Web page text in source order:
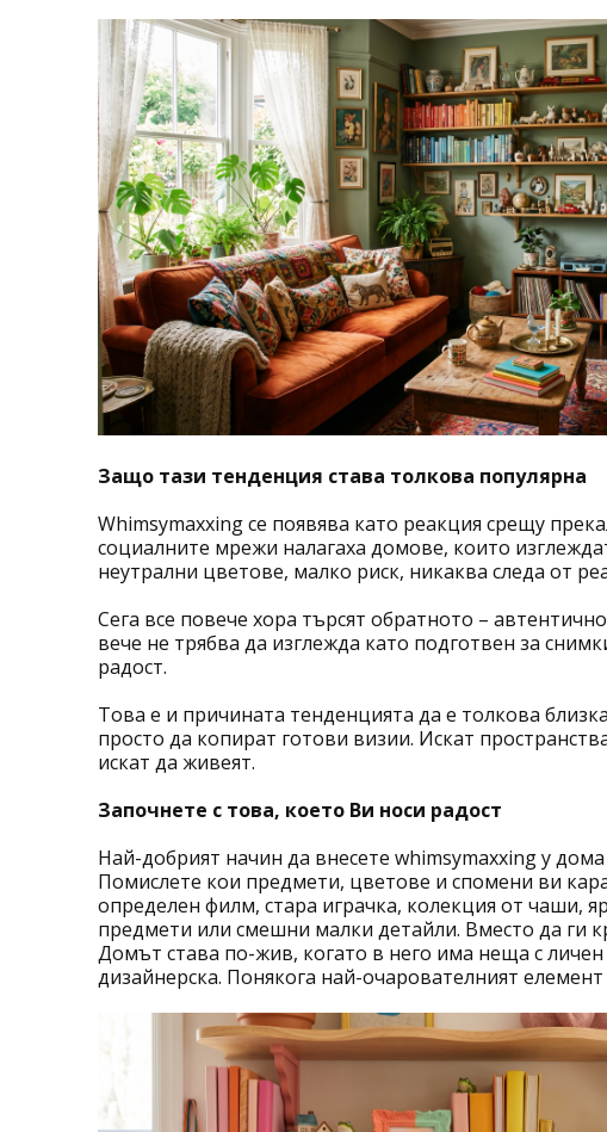
Защо тази тенденция става толкова популярна
Whimsymaxxing се появява като реакция срещу
социалните мрежи налагаха домове, които
неутрални цветове, малко риск, никаква следа от
Сега все повече хора търсят обратното –
вече не трябва да изглежда като подготвен за
радост.
Това е и причината тенденцията да е толкова
просто да копират готови визии. Искат
искат да живеят.
Започнете с това, което Ви носи радост
Най-добрият начин да внесете whimsymaxxing у
Помислете кои предмети, цветове и спомени ви
определен филм, стара играчка, колекция от чаши,
предмети или смешни малки детайли. Вместо да ги
Домът става по-жив, когато в него има неща с
дизайнерска. Понякога най-очарователният